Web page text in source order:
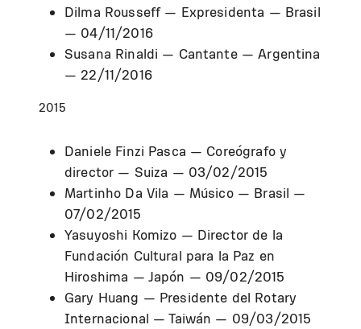
Dilma Rousseff — Expresidenta — Brasil
— 04/11/2016
Susana Rinaldi — Cantante — Argentina
— 22/11/2016
2015
Daniele Finzi Pasca — Coreógrafo y
director — Suiza — 03/02/2015
Martinho Da Vila — Músico — Brasil —
07/02/2015
Yasuyoshi Komizo — Director de la
Fundación Cultural para la Paz en
Hiroshima — Japón — 09/02/2015
Gary Huang — Presidente del Rotary
Internacional — Taiwán — 09/03/2015